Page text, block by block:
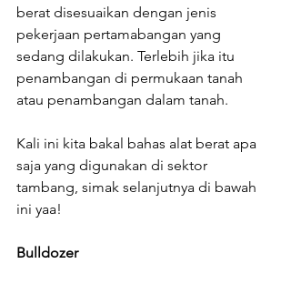
berat disesuaikan dengan jenis
pekerjaan pertamabangan yang
sedang dilakukan. Terlebih jika itu
penambangan di permukaan tanah
atau penambangan dalam tanah.
Kali ini kita bakal bahas alat berat apa
saja yang digunakan di sektor
tambang, simak selanjutnya di bawah
ini yaa!
Bulldozer